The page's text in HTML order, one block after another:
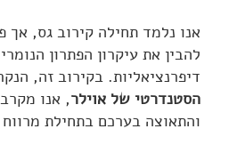
אנו נלמד תחילה קירוב גס,
להבין את עיקרון הפתרון
דיפרנציאליות. בקירוב זה,
הסטנדרטי של אוילר, אנו
והתאוצה בערכם בתחילת